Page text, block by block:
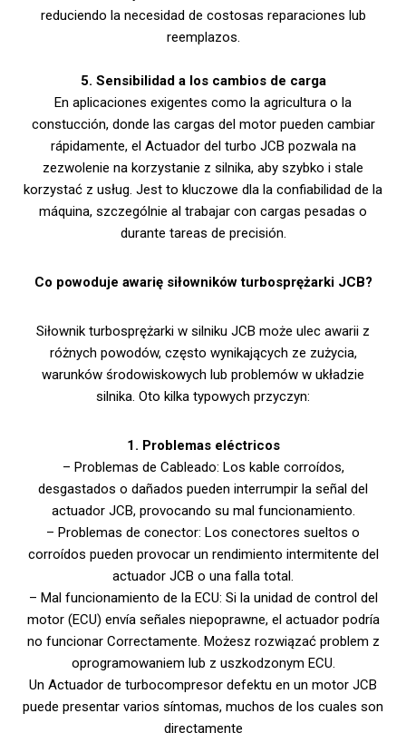
reduciendo la necesidad de costosas reparaciones lub
reemplazos.
5. Sensibilidad a los cambios de carga
En aplicaciones exigentes como la agricultura o la
constucción, donde las cargas del motor pueden cambiar
rápidamente, el Actuador del turbo JCB pozwala na
zezwolenie na korzystanie z silnika, aby szybko i stale
korzystać z usług. Jest to kluczowe dla la confiabilidad de la
máquina, szczególnie al trabajar con cargas pesadas o
durante tareas de precisión.
Co powoduje awarię siłowników turbosprężarki JCB?
Siłownik turbosprężarki w silniku JCB może ulec awarii z
różnych powodów, często wynikających ze zużycia,
warunków środowiskowych lub problemów w układzie
silnika. Oto kilka typowych przyczyn:
1. Problemas eléctricos
– Problemas de Cableado: Los kable corroídos,
desgastados o dañados pueden interrumpir la señal del
actuador JCB, provocando su mal funcionamiento.
– Problemas de conector: Los conectores sueltos o
corroídos pueden provocar un rendimiento intermitente del
actuador JCB o una falla total.
– Mal funcionamiento de la ECU: Si la unidad de control del
motor (ECU) envía señales niepoprawne, el actuador podría
no funcionar Correctamente. Możesz rozwiązać problem z
oprogramowaniem lub z uszkodzonym ECU.
Un Actuador de turbocompresor defektu en un motor JCB
puede presentar varios síntomas, muchos de los cuales son
directamente